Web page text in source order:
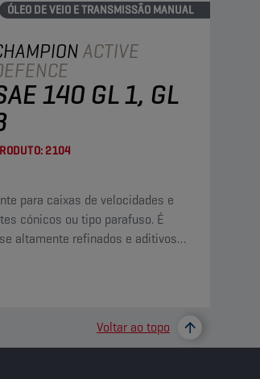
ÓLEO DE VEIO E TRANSMISSÃO MANUAL
ACTIVE
140 GL 1, GL
2104
para caixas de velocidades e
cónicos ou tipo parafuso. É
altamente refinados e aditivos
Voltar ao topo